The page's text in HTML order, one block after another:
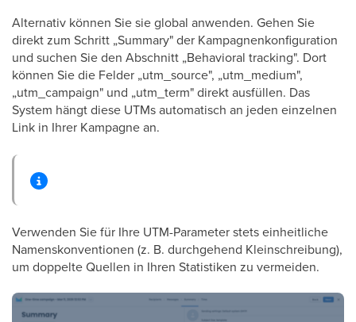
Alternativ können Sie sie global anwenden. Gehen Sie
direkt zum Schritt „Summary" der Kampagnenkonfiguration
und suchen Sie den Abschnitt „Behavioral tracking". Dort
können Sie die Felder „utm_source", „utm_medium",
„utm_campaign" und „utm_term" direkt ausfüllen. Das
System hängt diese UTMs automatisch an jeden einzelnen
Link in Ihrer Kampagne an.
Verwenden Sie für Ihre UTM-Parameter stets einheitliche
Namenskonventionen (z. B. durchgehend Kleinschreibung),
um doppelte Quellen in Ihren Statistiken zu vermeiden.